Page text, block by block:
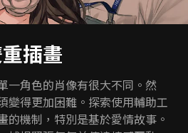
插畫
一角色的肖像有很大不同。然
變得更加困難。探索使用輔助工
的機制，特別是基於愛情故事。